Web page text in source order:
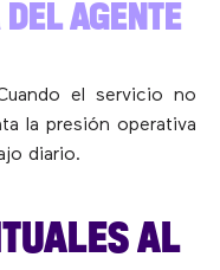
AGENTE
el servicio no
la presión operativa
diario.
AL